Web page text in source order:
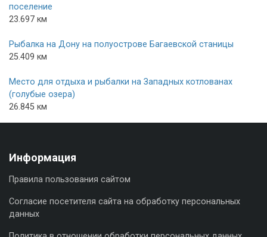
поселение
23.697 км
Рыбалка на Дону на полуострове Багаевской станицы
25.409 км
Место для отдыха и рыбалки на Западных котлованах
(голубые озера)
26.845 км
Информация
Правила пользования сайтом
Согласие посетителя сайта на обработку персональных
данных